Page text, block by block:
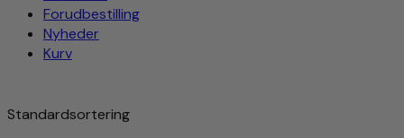
Forudbestilling
Nyheder
Kurv
Standardsortering